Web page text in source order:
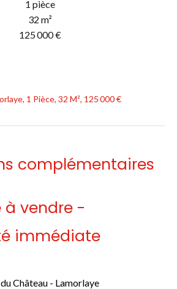
1 pièce
32 m²
125 000 €
1 Pièce, 32 M², 125 000 €
complémentaires
vendre -
immédiate
Château - Lamorlaye